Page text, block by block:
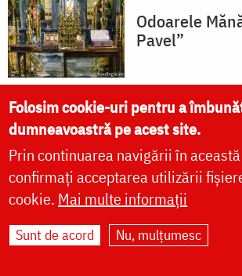
Odoarele
Pavel”
MĂNĂSTIRI ȘI
vezi mai multe »
Folosim cookie-uri pentru a
dumneavoastră pe acest site.
Prin continuarea navigării în
confirmați acceptarea utilizării
cookie. Mai multe informații
Sunt de acord Nu, mulțumesc